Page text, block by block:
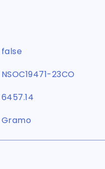
false
NSOC19471-23CO
6457.14
Gramo